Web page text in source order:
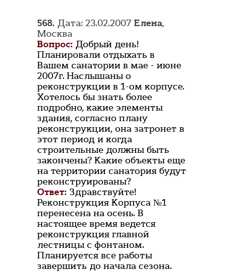
568. Дата: 23.02.2007 Елена,
Москва
Вопрос: Добрый день!
Планировали отдыхать в
Вашем санатории в мае - июне
2007г. Наслышаны о
реконструкции в 1-ом корпусе.
Хотелось бы знать более
подробно, какие элементы
здания, согласно плану
реконструкции, она затронет в
этот период и когда
строительные должны быть
закончены? Какие объекты еще
на территории санатория будут
реконструированы?
Ответ: Здравствуйте!
Реконструкция Корпуса №1
перенесена на осень. В
настоящее время ведется
реконструкция главной
лестницы с фонтаном.
Планируется все работы
завершить до начала сезона.